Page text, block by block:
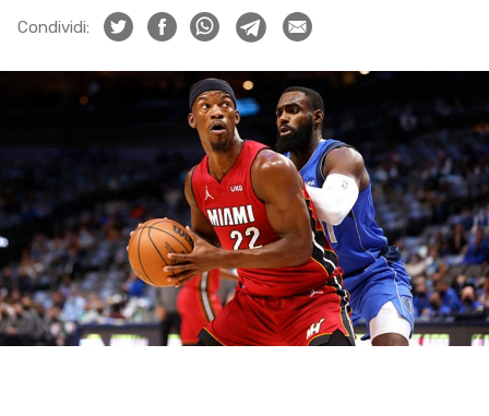
Condividi: